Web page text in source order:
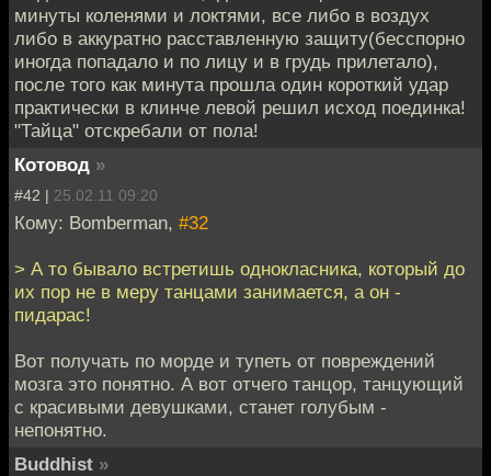
минуты коленями и локтями, все либо в воздух
либо в аккуратно расставленную защиту(бесспорно
иногда попадало и по лицу и в грудь прилетало),
после того как минута прошла один короткий удар
практически в клинче левой решил исход поединка!
"Тайца" отскребали от пола!
Котовод »
#42 | 25.02.11 09:20
Кому: Bomberman, #32
> А то бывало встретишь однокласника, который до
их пор не в меру танцами занимается, а он -
пидарас!
Вот получать по морде и тупеть от повреждений
мозга это понятно. А вот отчего танцор, танцующий
с красивыми девушками, станет голубым -
непонятно.
Buddhist »